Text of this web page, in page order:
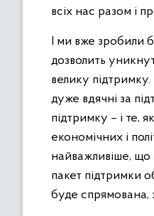
всіх нас разом і
І ми вже зробили
дозволить
велику
дуже вдячні за
підтримку – і те,
економічних і
найважливіше,
пакет підтримки
буде спрямована,